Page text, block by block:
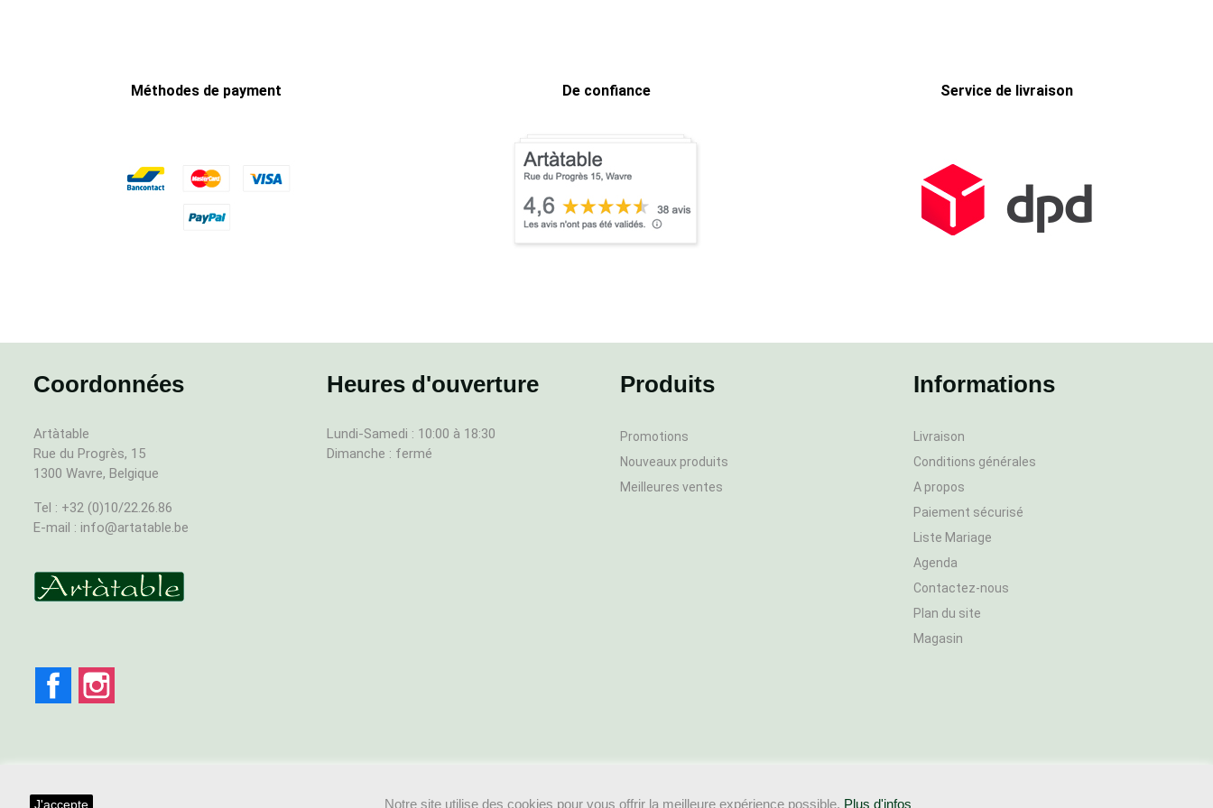
Méthodes de payment De confiance Service de livraison
Coordonnées
Artàtable
Rue du Progrès, 15
1300 Wavre, Belgique
Tel : +32 (0)10/22.26.86
E-mail : info@artatable.be
Heures d'ouverture
Lundi-Samedi : 10:00 à 18:30
Dimanche : fermé
Produits
Promotions
Nouveaux produits
Meilleures ventes
Informations
Livraison
Conditions générales
A propos
Paiement sécurisé
Liste Mariage
Agenda
Contactez-nous
Plan du site
Magasin
Facebook
J'accepte Notre site utilise des cookies pour vous offrir la meilleure expérience possible. Plus d'infos